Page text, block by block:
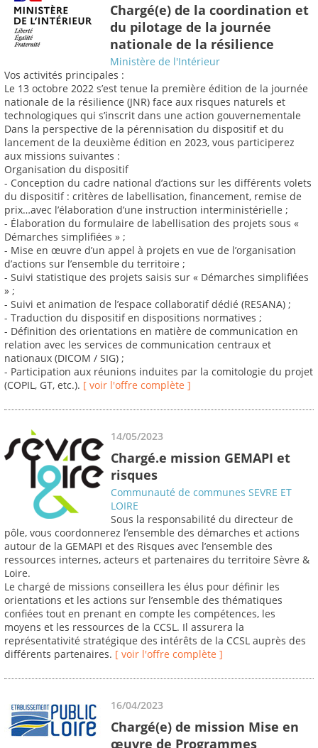
Chargé(e) de la coordination et
du pilotage de la journée
nationale de la résilience
Ministère de l'Intérieur
Vos activités principales :
Le 13 octobre 2022 s’est tenue la première édition de la journée
nationale de la résilience (JNR) face aux risques naturels et
technologiques qui s’inscrit dans une action gouvernementale
Dans la perspective de la pérennisation du dispositif et du
lancement de la deuxième édition en 2023, vous participerez
aux missions suivantes :
Organisation du dispositif
- Conception du cadre national d’actions sur les différents volets
du dispositif : critères de labellisation, financement, remise de
prix…avec l’élaboration d’une instruction interministérielle ;
- Élaboration du formulaire de labellisation des projets sous «
Démarches simplifiées » ;
- Mise en œuvre d’un appel à projets en vue de l’organisation
d’actions sur l’ensemble du territoire ;
- Suivi statistique des projets saisis sur « Démarches simplifiées
» ;
- Suivi et animation de l’espace collaboratif dédié (RESANA) ;
- Traduction du dispositif en dispositions normatives ;
- Définition des orientations en matière de communication en
relation avec les services de communication centraux et
nationaux (DICOM / SIG) ;
- Participation aux réunions induites par la comitologie du projet
(COPIL, GT, etc.). [ voir l'offre complète ]
14/05/2023
Chargé.e mission GEMAPI et
risques
Communauté de communes SEVRE ET
LOIRE
Sous la responsabilité du directeur de
pôle, vous coordonnerez l’ensemble des démarches et actions
autour de la GEMAPI et des Risques avec l’ensemble des
ressources internes, acteurs et partenaires du territoire Sèvre &
Loire.
Le chargé de missions conseillera les élus pour définir les
orientations et les actions sur l’ensemble des thématiques
confiées tout en prenant en compte les compétences, les
moyens et les ressources de la CCSL. Il assurera la
représentativité stratégique des intérêts de la CCSL auprès des
différents partenaires. [ voir l'offre complète ]
16/04/2023
Chargé(e) de mission Mise en
œuvre de Programmes